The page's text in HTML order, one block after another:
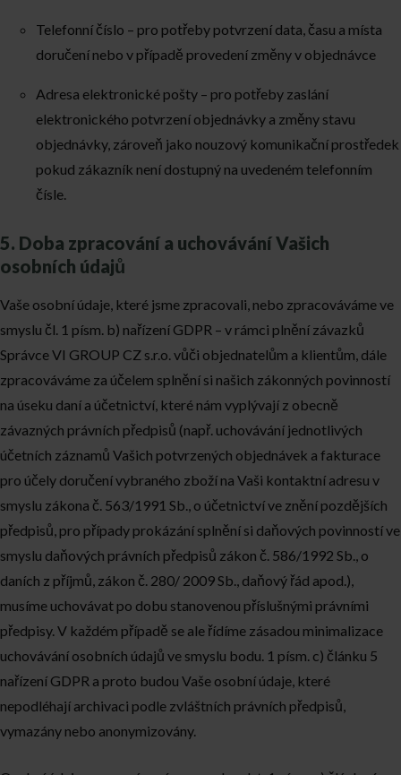
Telefonní číslo – pro potřeby potvrzení data, času a místa
doručení nebo v případě provedení změny v objednávce
Adresa elektronické pošty – pro potřeby zaslání
elektronického potvrzení objednávky a změny stavu
objednávky, zároveň jako nouzový komunikační prostředek
pokud zákazník není dostupný na uvedeném telefonním
čísle.
5. Doba zpracování a uchovávání Vašich
osobních údajů
Vaše osobní údaje, které jsme zpracovali, nebo zpracováváme ve
smyslu čl. 1 písm. b) nařízení GDPR – v rámci plnění závazků
Správce VI GROUP CZ s.r.o. vůči objednatelům a klientům, dále
zpracováváme za účelem splnění si našich zákonných povinností
na úseku daní a účetnictví, které nám vyplývají z obecně
závazných právních předpisů (např. uchovávání jednotlivých
účetních záznamů Vašich potvrzených objednávek a fakturace
pro účely doručení vybraného zboží na Vaši kontaktní adresu v
smyslu zákona č. 563/1991 Sb., o účetnictví ve znění pozdějších
předpisů, pro případy prokázání splnění si daňových povinností ve
smyslu daňových právních předpisů zákon č. 586/1992 Sb., o
daních z příjmů, zákon č. 280/ 2009 Sb., daňový řád apod.),
musíme uchovávat po dobu stanovenou příslušnými právními
předpisy. V každém případě se ale řídíme zásadou minimalizace
uchovávání osobních údajů ve smyslu bodu. 1 písm. c) článku 5
nařízení GDPR a proto budou Vaše osobní údaje, které
nepodléhají archivaci podle zvláštních právních předpisů,
vymazány nebo anonymizovány.